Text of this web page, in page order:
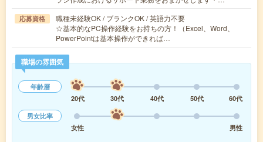
応募資格
職種未経験OK / ブランクOK / 英語力不要
☆基本的なPC操作経験をお持ちの方！（Excel、Word、
PowerPointは基本操作ができれば…
職場の雰囲気
年齢層
20代
30代 40代 50代
60代
男女比率
女性
男性